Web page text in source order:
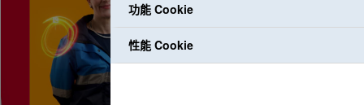
功能 Cookie
性能 Cookie